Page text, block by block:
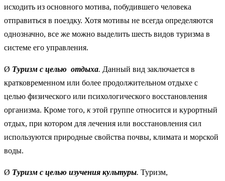
исходить из основного мотива, побудившего человека
отправиться в поездку. Хотя мотивы не всегда определяются
однозначно, все же можно выделить шесть видов туризма в
системе его управления.
Ø Туризм с целью отдыха. Данный вид заключается в
кратковременном или более продолжительном отдыхе с
целью физического или психологического восстановления
организма. Кроме того, кэтой группе относится и курортный
отдых, при котором для лечения или восстановления сил
используются природные свойства почвы, климата и морской
воды.
Ø Туризм с целью изучения культуры. Туризм,